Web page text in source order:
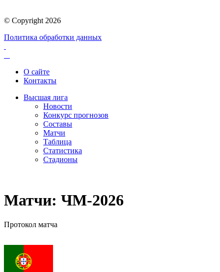
© Copyright 2026
Политика обработки данных
О сайте
Контакты
Высшая лига
Новости
Конкурс прогнозов
Составы
Матчи
Таблица
Статистика
Стадионы
Матчи: ЧМ-2026
Протокол матча